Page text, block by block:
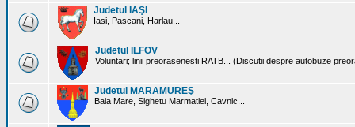
Judetul IAŞI
Iasi, Pascani, Harlau...
Judetul ILFOV
Voluntari; linii preorasenesti RATB... (Discutii despre autobuze
Judetul MARAMUREŞ
Baia Mare, Sighetu Marmatiei, Cavnic...